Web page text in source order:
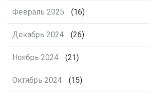
Февраль 2025 (16)
Декабрь 2024 (26)
Ноябрь 2024 (21)
Октябрь 2024 (15)